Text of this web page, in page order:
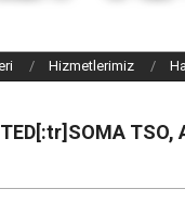
Hizmetlerimiz
TSO,